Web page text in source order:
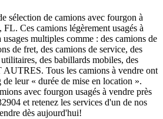
sélection de camions avec fourgon à
Ces camions légèrement usagés à
multiples comme : des camions de
de fret, des camions de service, des
des babillards mobiles, des
AUTRES. Tous les camions à vendre ont
de leur « durée de mise en location ».
avec fourgon usagés à vendre près
et retenez les services d'un de nos
dès aujourd'hui!